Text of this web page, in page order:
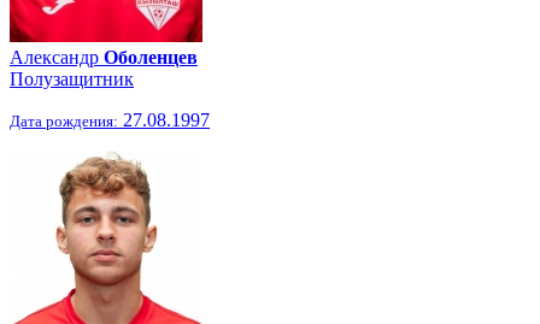
Александр Оболенцев
Полузащитник
Дата рождения: 27.08.1997